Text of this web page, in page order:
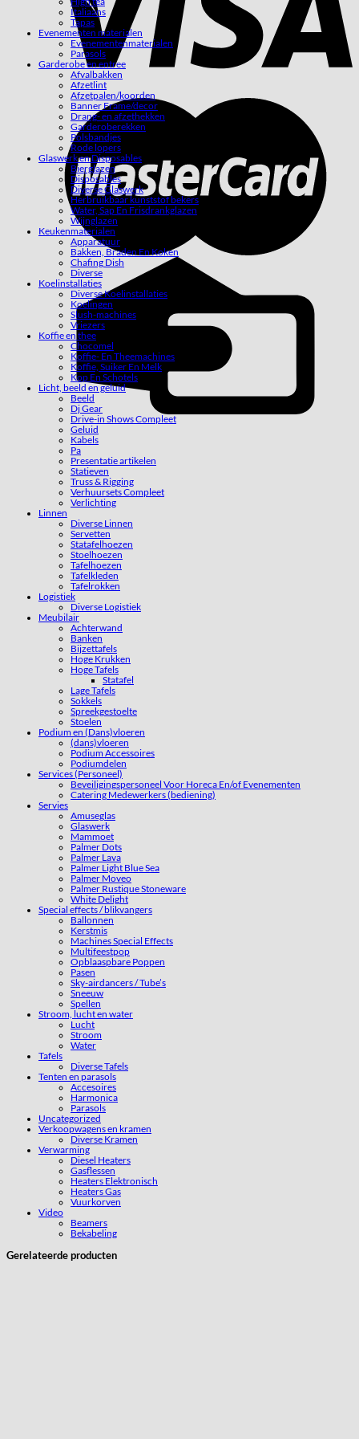
Italiaans
Tapas
Evenementen materialen
Evenementenmaterialen
Parasols
Garderobe en entree
Afvalbakken
Afzetlint
Afzetpalen/koorden
Banner Frame/decor
Drang- en afzethekken
Garderoberekken
Polsbandjes
Rode lopers
Glaswerk en Disposables
Bierglazen
Disposables
Diverse Glaswerk
Herbruikbaar kunststof bekers
Water, Sap En Frisdrankglazen
Wijnglazen
Keukenmaterialen
Apparatuur
Bakken, Braden En Koken
Chafing Dish
Diverse
Koelinstallaties
Diverse Koelinstallaties
Koelingen
Slush-machines
Vriezers
Koffie en thee
Chocomel
Koffie- En Theemachines
Koffie, Suiker En Melk
Kop En Schotels
Licht, beeld en geluid
Beeld
Dj Gear
Drive-in Shows Compleet
Geluid
Kabels
Pa
Presentatie artikelen
Statieven
Truss & Rigging
Verhuursets Compleet
Verlichting
Linnen
Diverse Linnen
Servetten
Statafelhoezen
Stoelhoezen
Tafelhoezen
Tafelkleden
Tafelrokken
Logistiek
Diverse Logistiek
Meubilair
Achterwand
Banken
Bijzettafels
Hoge Krukken
Hoge Tafels
Statafel
Lage Tafels
Sokkels
Spreekgestoelte
Stoelen
Podium en (Dans)vloeren
(dans)vloeren
Podium Accessoires
Podiumdelen
Services (Personeel)
Beveiligingspersoneel Voor Horeca En/of Evenementen
Catering Medewerkers (bediening)
Servies
Amuseglas
Glaswerk
Mammoet
Palmer Dots
Palmer Lava
Palmer Light Blue Sea
Palmer Moveo
Palmer Rustique Stoneware
White Delight
Special effects / blikvangers
Ballonnen
Kerstmis
Machines Special Effects
Multifeestpop
Opblaaspbare Poppen
Pasen
Sky-airdancers / Tube’s
Sneeuw
Spellen
Stroom, lucht en water
Lucht
Stroom
Water
Tafels
Diverse Tafels
Tenten en parasols
Accesoires
Harmonica
Parasols
Uncategorized
Verkoopwagens en kramen
Diverse Kramen
Verwarming
Diesel Heaters
Gasflessen
Heaters Elektronisch
Heaters Gas
Vuurkorven
Video
Beamers
Bekabeling
Gerelateerde producten